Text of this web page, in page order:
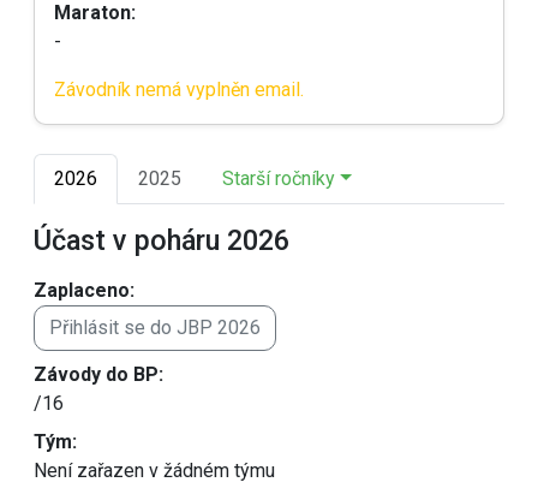
Maraton:
-
Závodník nemá vyplněn email.
2026 2025 Starší ročníky
Účast v poháru 2026
Zaplaceno:
Přihlásit se do JBP 2026
Závody do BP:
/16
Tým:
Není zařazen v žádném týmu